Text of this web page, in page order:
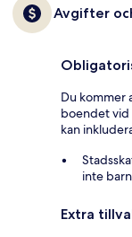
Avgifter
Du kommer
boendet vid
kan
inte
Extra